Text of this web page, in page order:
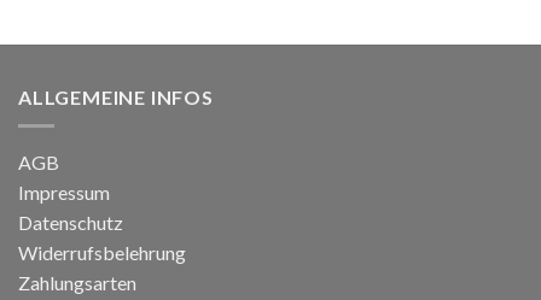
ALLGEMEINE INFOS
AGB
Impressum
Datenschutz
Widerrufsbelehrung
Zahlungsarten